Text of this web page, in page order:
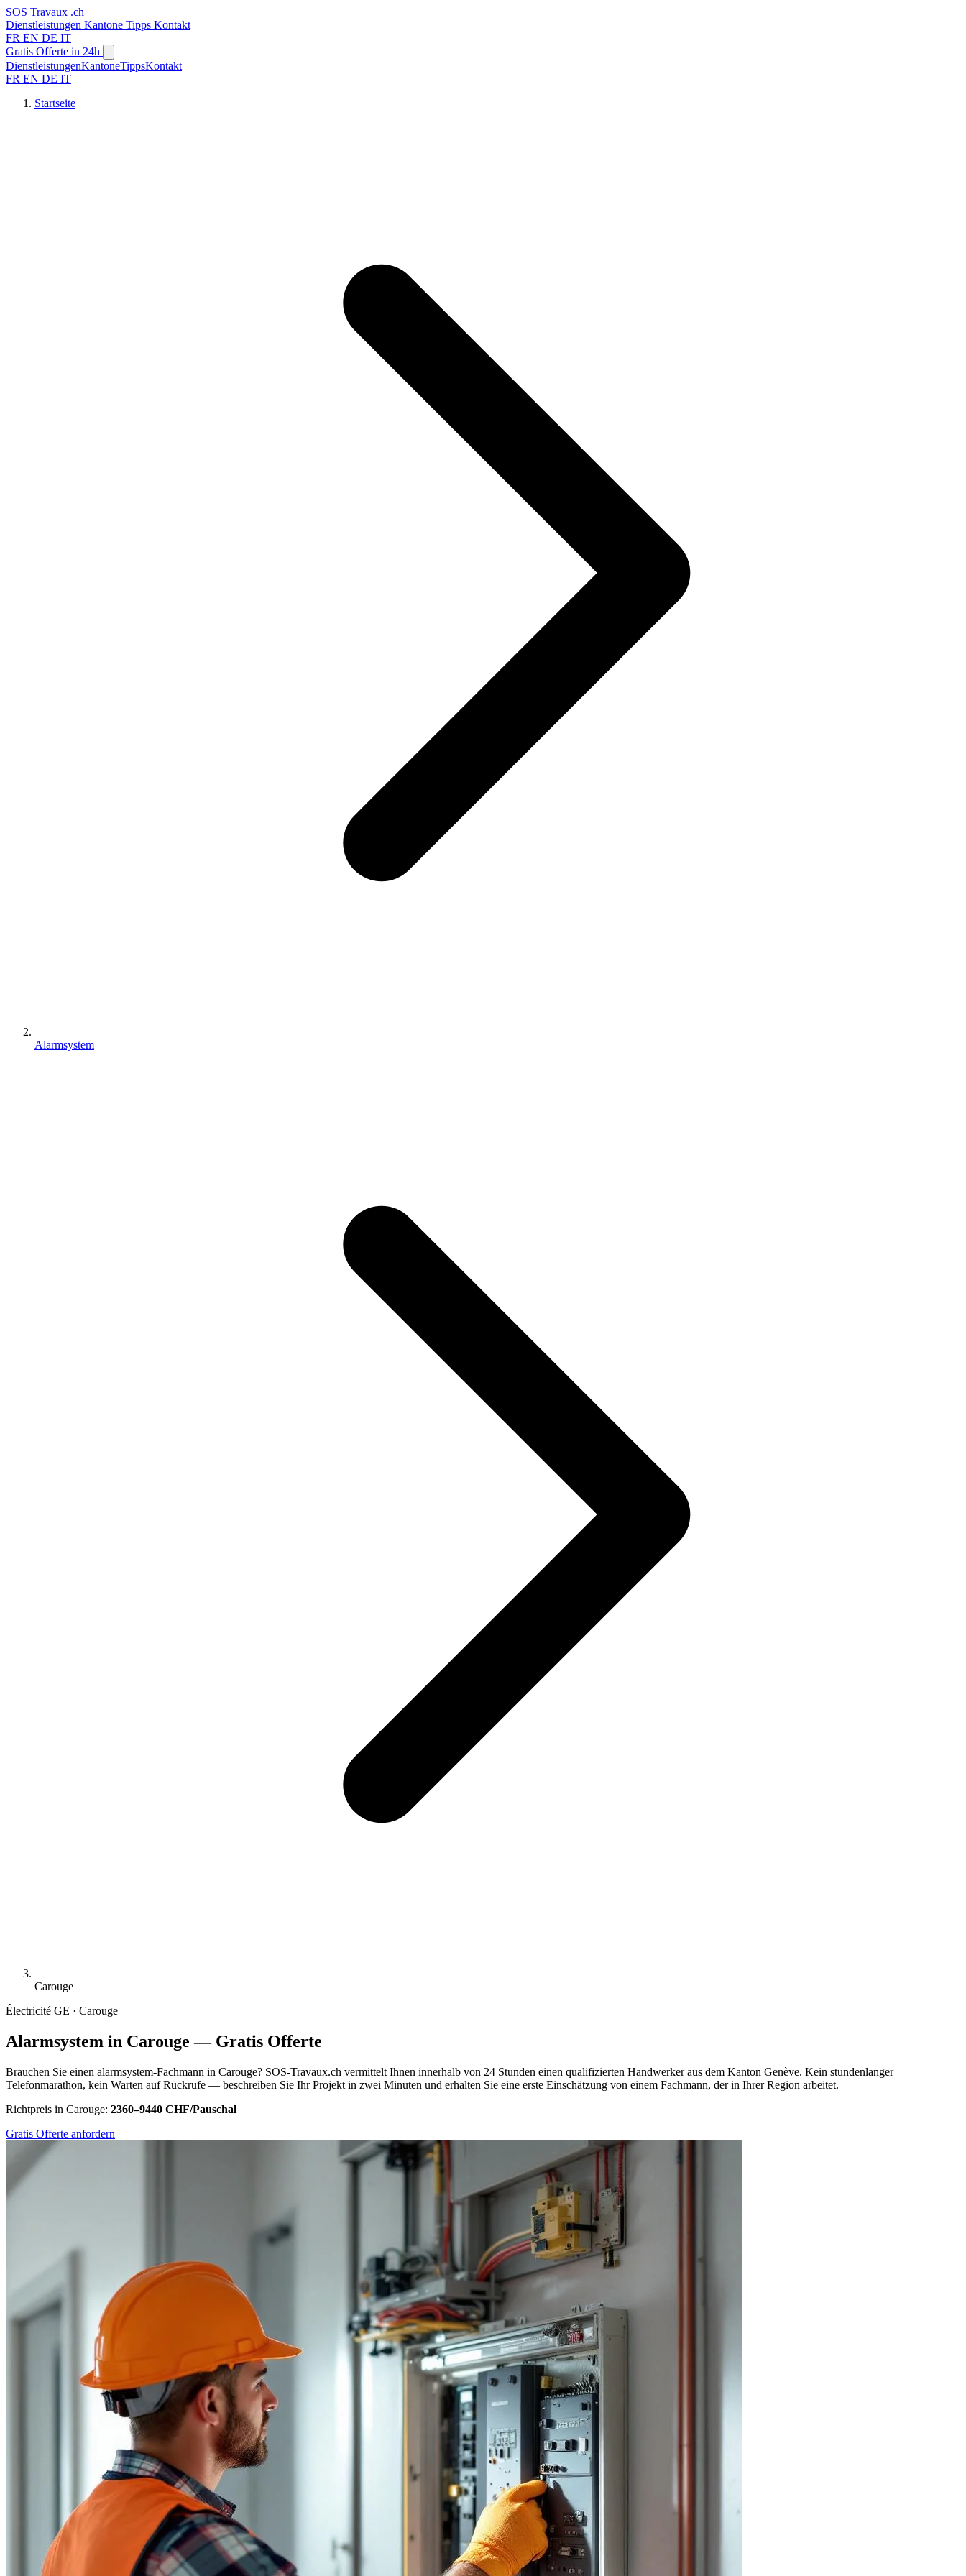
SOS Travaux .ch
Dienstleistungen Kantone Tipps Kontakt
FR EN DE IT
Gratis Offerte in 24h
DienstleistungenKantoneTippsKontakt
FR EN DE IT
Startseite
Alarmsystem
Carouge
Électricité GE · Carouge
Alarmsystem in Carouge — Gratis Offerte
Brauchen Sie einen alarmsystem-Fachmann in Carouge? SOS-Travaux.ch vermittelt Ihnen innerhalb von 24 Stunden einen qualifizierten Handwerker aus dem Kanton Genève. Kein stundenlanger
Telefonmarathon, kein Warten auf Rückrufe — beschreiben Sie Ihr Projekt in zwei Minuten und erhalten Sie eine erste Einschätzung von einem Fachmann, der in Ihrer Region arbeitet.
Richtpreis in Carouge: 2360–9440 CHF/Pauschal
Gratis Offerte anfordern